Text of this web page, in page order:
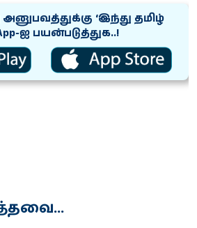
அனுபவத்துக்கு ‘இந்து தமிழ்
ஐ பயன்படுத்துக..!